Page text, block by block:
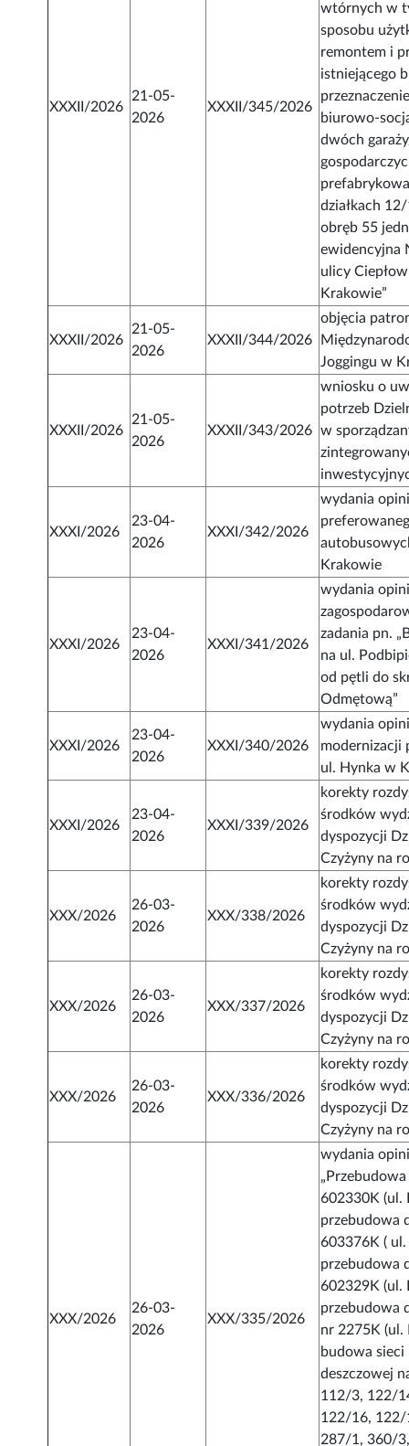
XXXII/2026
21-05-
2026
XXXII/345/2026
wtórnych w
sposobu
remontem i
istniejącego
biurowo-
dwóch
działkach
obręb 55
ewidencyjna
ulicy
Krakowie”
XXXII/2026
21-05-
2026
XXXII/344/2026
objęcia
Joggingu w
XXXII/2026
21-05-
2026
XXXII/343/2026
wniosku o
potrzeb
w
XXXI/2026
23-04-
2026
XXXI/342/2026
wydania
Krakowie
XXXI/2026
23-04-
2026
XXXI/341/2026
wydania
zadania pn.
na ul.
od pętli do
Odmętową”
XXXI/2026
23-04-
2026
XXXI/340/2026
wydania
modernizacji
ul. Hynka w
XXXI/2026
23-04-
2026
XXXI/339/2026
korekty
środków
dyspozycji
Czyżyny na
XXX/2026
26-03-
2026
XXX/338/2026
korekty
środków
dyspozycji
Czyżyny na
XXX/2026
26-03-
2026
XXX/337/2026
korekty
środków
dyspozycji
Czyżyny na
XXX/2026
26-03-
2026
XXX/336/2026
korekty
środków
dyspozycji
Czyżyny na
XXX/2026
26-03-
2026
XXX/335/2026
wydania
602330K (ul.
przebudowa
603376K (
przebudowa
602329K (ul.
przebudowa
nr 2275K (ul.
budowa sieci
deszczowej
112/3, 122/
122/16,
287/1, 360/